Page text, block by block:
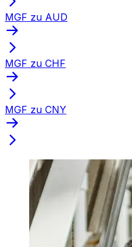
MGF zu AUD
MGF zu CHF
MGF zu CNY